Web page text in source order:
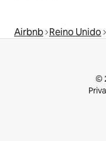
Airbnb Reino Unido
©